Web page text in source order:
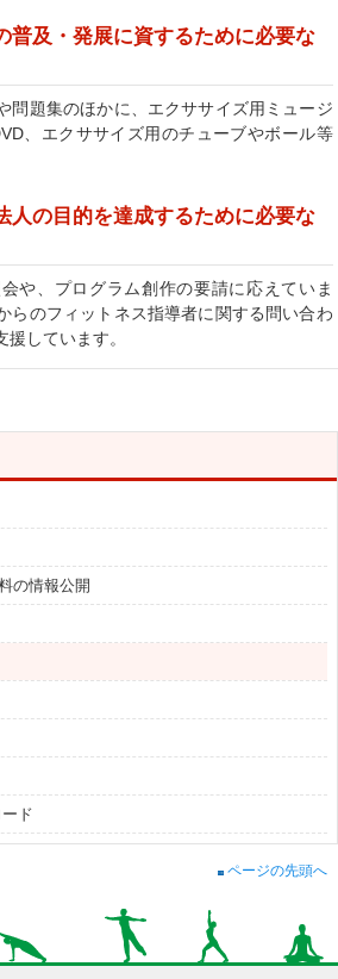
普及・発展に資するために必要な
問題集のほかに、エクササイズ用ミュージ
、エクササイズ用のチューブやボール等
人の目的を達成するために必要な
や、プログラム創作の要請に応えていま
らのフィットネス指導者に関する問い合わ
しています。
の情報公開
ド
ページの先頭へ